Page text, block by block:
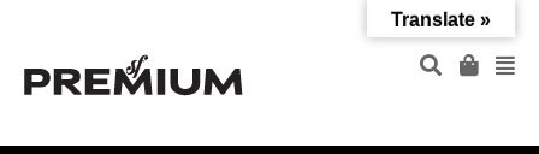
Translate »